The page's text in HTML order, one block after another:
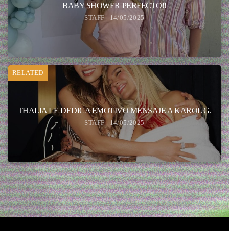
BABY SHOWER PERFECTO!!
STAFF | 14/05/2025
RELATED
THALIA LE DEDICA EMOTIVO MENSAJE A KAROL G.
STAFF | 14/05/2025